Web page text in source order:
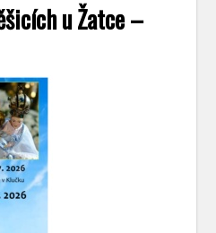
u Žatce –